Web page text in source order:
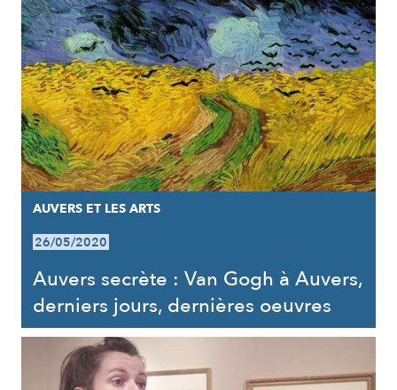
AUVERS ET LES ARTS
26/05/2020
Auvers secrète : Van Gogh à Auvers,
derniers jours, dernières oeuvres